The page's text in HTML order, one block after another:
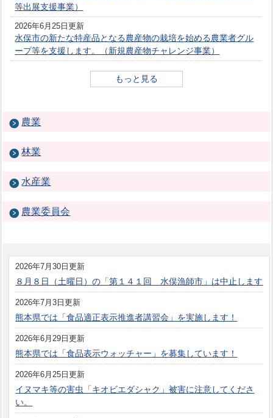
等出展支援事業）
2026年6月25日更新
水俣市の新たな特産品となる農産物の栽培を始める農業者グル
ープ等を支援します。（新規農産物チャレンジ事業）
もっと見る
農業
林業
水産業
農業委員会
2026年7月30日更新
８月８日（土曜日）の「第１４１回 水俣漁師市」は中止します
2026年7月3日更新
熊本県では「食品適正表示推進者講習会」を実施します！
2026年6月29日更新
熊本県では「食品表示ウォッチャー」を募集しています！
2026年6月25日更新
イヌマキ等の害虫「キオビエダシャク」被害に注意してくださ
い。